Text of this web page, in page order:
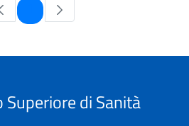
Pagina
di Sanità